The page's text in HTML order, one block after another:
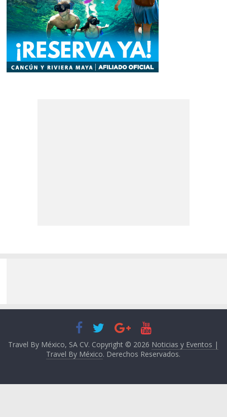
Travel By México, SA CV. Copyright © 2026 Noticias y Eventos |
Travel By México. Derechos Reservados.